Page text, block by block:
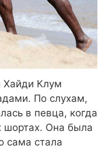
Хайди Клум
По слухам,
в певца, когда
шортах. Она была
сама стала